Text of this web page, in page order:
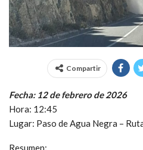
Compartir
Fecha: 12 de febrero de 2026
Hora: 12:45
Lugar: Paso de Agua Negra –